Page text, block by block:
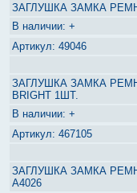
ЗАГЛУШКА ЗАМКА
+
49046
ЗАГЛУШКА ЗАМКА
BRIGHT 1ШТ.
+
467105
ЗАГЛУШКА ЗАМКА
А4026